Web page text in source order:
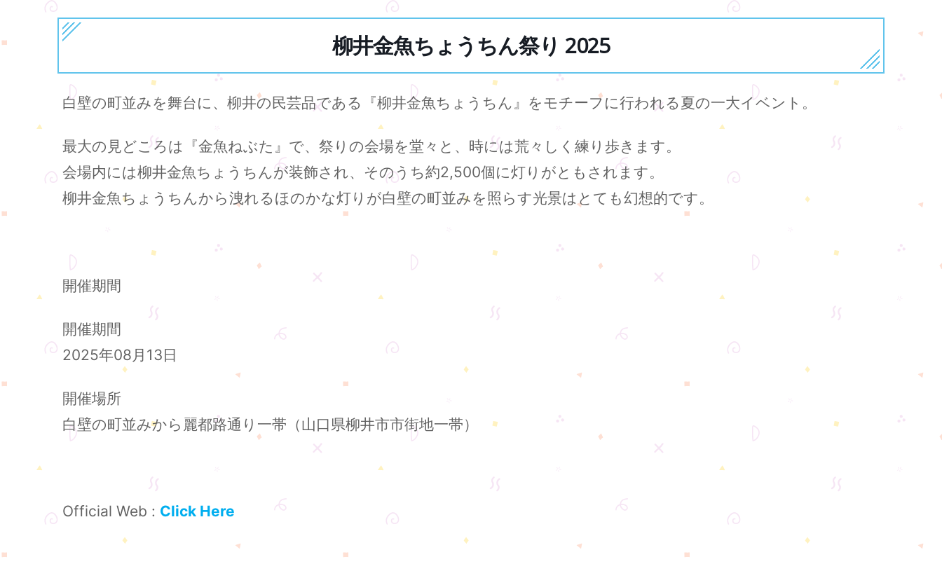
柳井金魚ちょうちん祭り 2025
白壁の町並みを舞台に、柳井の民芸品である『柳井金魚ちょうちん』をモチーフに行われる夏の一大イベント。
最大の見どころは『金魚ねぶた』で、祭りの会場を堂々と、時には荒々しく練り歩きます。
会場内には柳井金魚ちょうちんが装飾され、そのうち約2,500個に灯りがともされます。
柳井金魚ちょうちんから洩れるほのかな灯りが白壁の町並みを照らす光景はとても幻想的です。
開催期間
開催期間
2025年08月13日
開催場所
白壁の町並みから麗都路通り一帯（山口県柳井市市街地一帯）
Official Web : Click Here